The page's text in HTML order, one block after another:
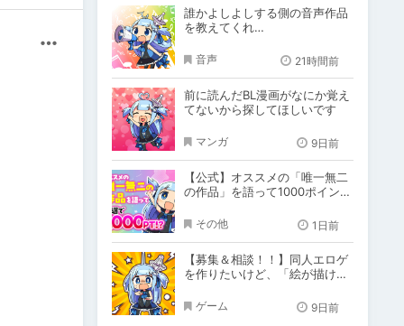
誰かよしよしする側の音声作品
を教えてくれ…
音声 21時間前
前に読んだBL漫画がなにか覚え
てないから探してほしいです
マンガ 9日前
【公式】オススメの「唯一無二
の作品」を語って1000ポイン
その他 1日前
【募集＆相談！！】同人エロゲ
を作りたいけど、「絵が描けな
い！」
ゲーム 9日前